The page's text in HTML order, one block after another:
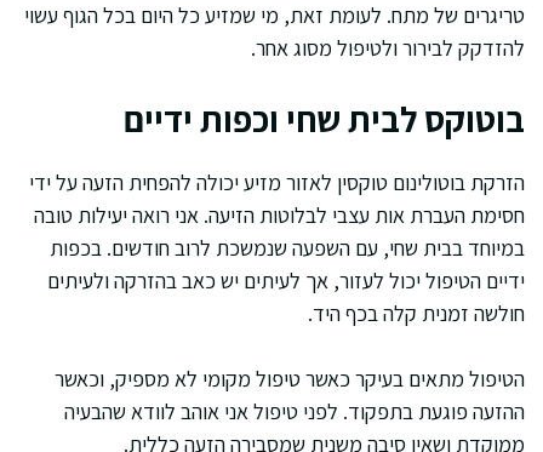
טריגרים של מתח. לעומת זאת, מי שמזיע כל היום בכל הגוף עשוי
להזדקק לבירור ולטיפול מסוג אחר.
בוטוקס לבית שחי וכפות ידיים
הזרקת בוטולינום טוקסין לאזור מזיע יכולה להפחית הזעה על ידי
חסימת העברת אות עצבי לבלוטות הזיעה. אני רואה יעילות טובה
במיוחד בבית שחי, עם השפעה שנמשכת לרוב חודשים. בכפות
ידיים הטיפול יכול לעזור, אך לעיתים יש כאב בהזרקה ולעיתים
חולשה זמנית קלה בכף היד.
הטיפול מתאים בעיקר כאשר טיפול מקומי לא מספיק, וכאשר
ההזעה פוגעת בתפקוד. לפני טיפול אני אוהב לוודא שהבעיה
ממוקדת ושאין סיבה משנית שמסבירה הזעה כללית.